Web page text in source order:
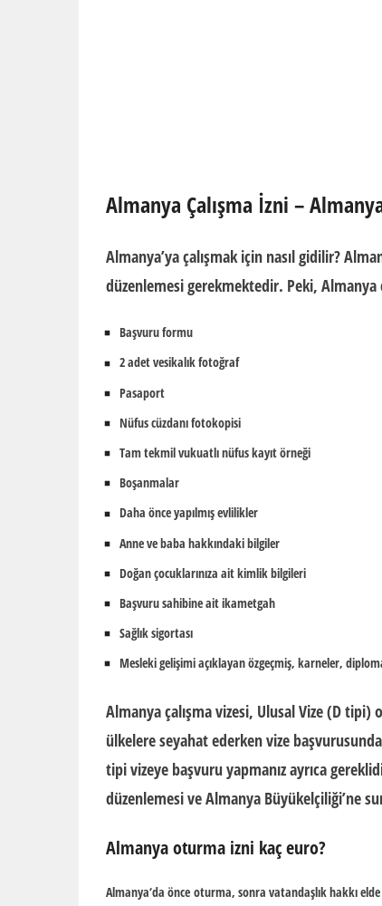
Almanya Çalışma İzni –
Almanya’ya çalışmak için nasıl gidilir?
düzenlemesi gerekmektedir. Peki, Almanya
Başvuru formu
2 adet vesikalık fotoğraf
Pasaport
Nüfus cüzdanı fotokopisi
Tam tekmil vukuatlı nüfus kayıt örneği
Boşanmalar
Daha önce yapılmış evlilikler
Anne ve baba hakkındaki bilgiler
Doğan çocuklarınıza ait kimlik bilgileri
Başvuru sahibine ait ikametgah
Sağlık sigortası
Mesleki gelişimi açıklayan özgeçmiş, karneler,
Almanya çalışma vizesi, Ulusal Vize (D tipi)
ülkelere seyahat ederken vize
tipi vizeye başvuru yapmanız ayrıca
düzenlemesi ve Almanya Büyükelçiliği’ne
Almanya oturma izni kaç euro?
Almanya‘da önce oturma, sonra vatandaşlık hakkı